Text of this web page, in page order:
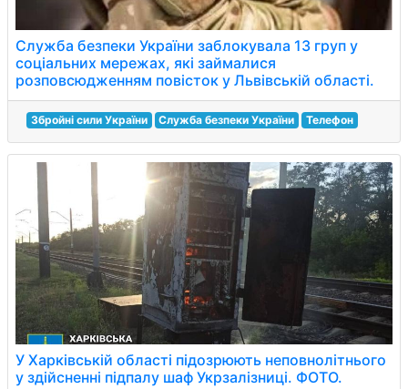
Служба безпеки України заблокувала 13 груп у
соціальних мережах, які займалися
розповсюдженням повісток у Львівській області.
Збройні сили України Служба безпеки України Телефон
У Харківській області підозрюють неповнолітнього
у здійсненні підпалу шаф Укрзалізниці. ФОТО.